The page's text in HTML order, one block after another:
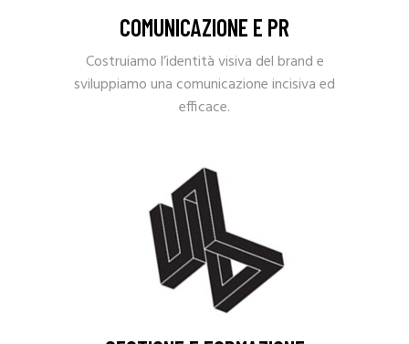
COMUNICAZIONE E PR
Costruiamo l’identità visiva del brand e
sviluppiamo una comunicazione incisiva ed
efficace.